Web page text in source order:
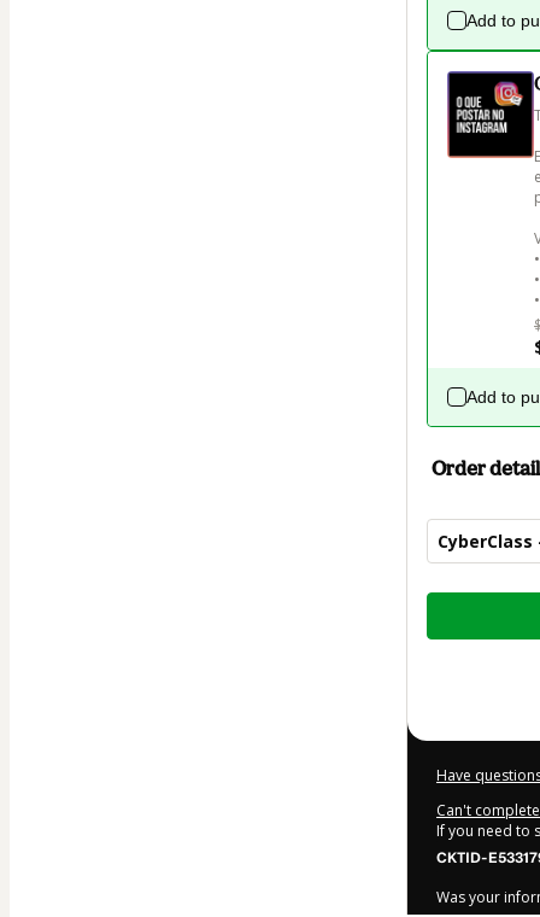
Add to
Add to
Order
Total
Have
Can't
If you need to
CKTID-
Was your